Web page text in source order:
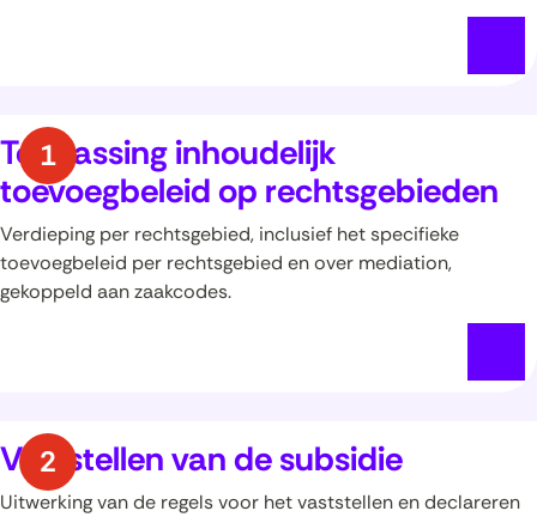
Toepassing inhoudelijk
toevoegbeleid op rechtsgebieden
Verdieping per rechtsgebied, inclusief het specifieke
toevoegbeleid per rechtsgebied en over mediation,
gekoppeld aan zaakcodes.
Vaststellen van de subsidie
Uitwerking van de regels voor het vaststellen en declareren